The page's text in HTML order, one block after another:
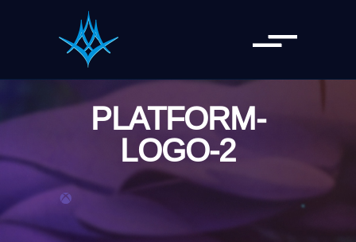
PLATFORM-
LOGO-2